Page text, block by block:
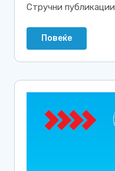
Стручни публикации
Повеќе